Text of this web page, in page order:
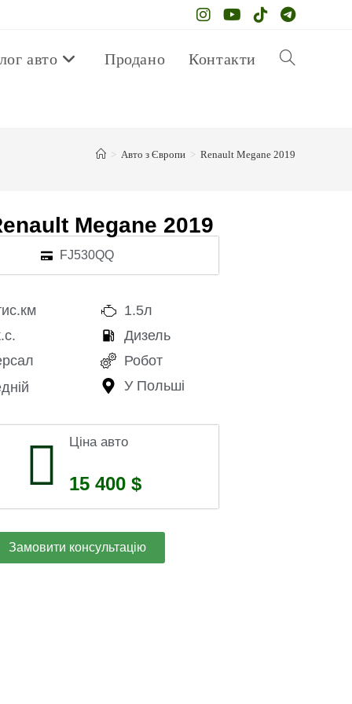
авто Продано Контакти
> Авто з Європи > Renault Megane 2019
Megane 2019
FJ530QQ
1.5л
Дизель
Робот
У Польші
Ціна авто
15 400 $
Замовити консультацію